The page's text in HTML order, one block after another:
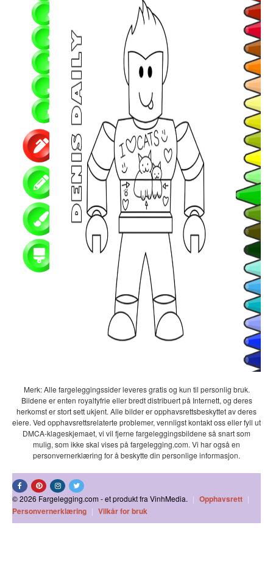
Merk: Alle fargeleggingssider leveres gratis og kun til personlig bruk.
Bildene er enten royaltyfrie eller bredt distribuert på Internett, og deres
herkomst er stort sett ukjent. Alle bilder er opphavsrettsbeskyttet av deres
eiere. Ved opphavsrettsrelaterte problemer, vennligst kontakt oss eller fyll ut
DMCA-klageskjemaet, vi vil fjerne fargeleggingsbildene så snart som
mulig, som ikke skal vises på fargelegging.com. Vi har også en
personvernerklæring for å beskytte din personlige informasjon.
© 2026 Fargelegging.com - et produkt fra VinhMedia. | Opphavsrett |
Personvernerklæring | Vilkår for bruk